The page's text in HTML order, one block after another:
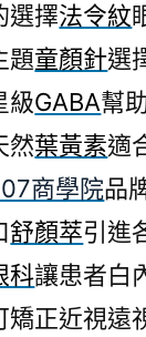
選擇法令紋
題童顏針選
級GABA幫
然葉黃素適
商學院品
舒顏萃引進
科讓患者白
矯正近視遠